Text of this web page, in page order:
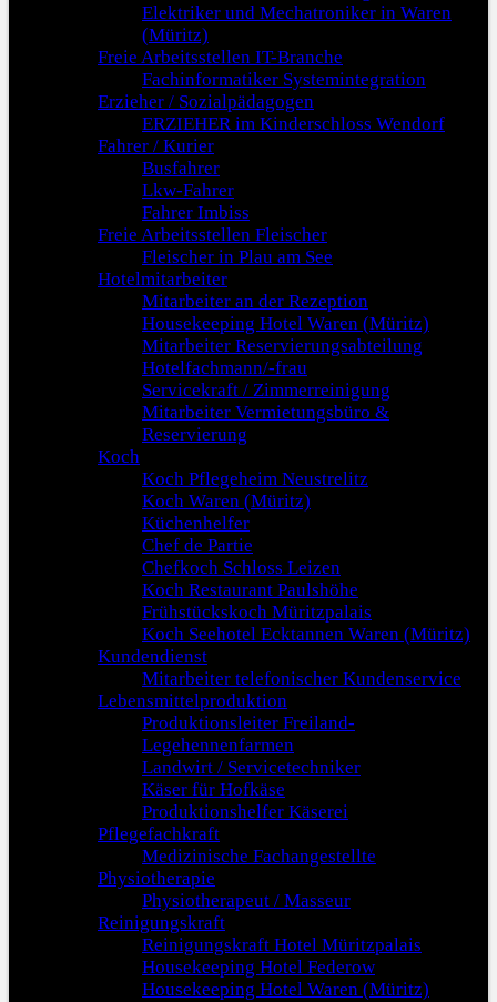
Elektriker und Mechatroniker in Waren
(Müritz)
Freie Arbeitsstellen IT-Branche
Fachinformatiker Systemintegration
Erzieher / Sozialpädagogen
ERZIEHER im Kinderschloss Wendorf
Fahrer / Kurier
Busfahrer
Lkw-Fahrer
Fahrer Imbiss
Freie Arbeitsstellen Fleischer
Fleischer in Plau am See
Hotelmitarbeiter
Mitarbeiter an der Rezeption
Housekeeping Hotel Waren (Müritz)
Mitarbeiter Reservierungsabteilung
Hotelfachmann/-frau
Servicekraft / Zimmerreinigung
Mitarbeiter Vermietungsbüro &
Reservierung
Koch
Koch Pflegeheim Neustrelitz
Koch Waren (Müritz)
Küchenhelfer
Chef de Partie
Chefkoch Schloss Leizen
Koch Restaurant Paulshöhe
Frühstückskoch Müritzpalais
Koch Seehotel Ecktannen Waren (Müritz)
Kundendienst
Mitarbeiter telefonischer Kundenservice
Lebensmittelproduktion
Produktionsleiter Freiland-
Legehennenfarmen
Landwirt / Servicetechniker
Käser für Hofkäse
Produktionshelfer Käserei
Pflegefachkraft
Medizinische Fachangestellte
Physiotherapie
Physiotherapeut / Masseur
Reinigungskraft
Reinigungskraft Hotel Müritzpalais
Housekeeping Hotel Federow
Housekeeping Hotel Waren (Müritz)